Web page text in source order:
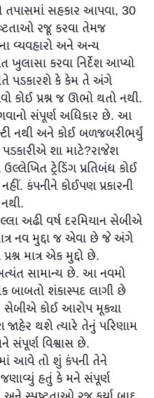
સહકાર આપવા, 30
રજૂ કરવા તેમજ
વ્યવહારો અને અન્ય
ખુલાસા કરવા નિર્દેશ આપ્યો
પડકારશે કે કેમ તે અંગે
કોઈ પ્રશ્ન જ ઊભો થતો નથી.
સંપૂર્ણ અધિકાર છે. આ
નથી અને કોઈ બળજબરીભર્યું
શા માટે?રાજેશ
ટ્રેડિંગ પ્રતિબંધ કોઈ
કંપનીને કોઈપણ પ્રકારની
અઢી વર્ષ દરમિયાન સેબીએ
નવ મુદ્દા જ એવા છે જે અંગે
માત્ર એક મુદ્દો છે.
સામાન્ય છે. આ નવમો
બાબતો શંકાસ્પદ લાગી છે
સેબીએ કોઈ આરોપ મૂક્યા
થશે ત્યારે તેનું પરિણામ
સંપૂર્ણ વિશ્વાસ છે.
આવે તો શું કંપની તેને
હતું કે મને સંપૂર્ણ